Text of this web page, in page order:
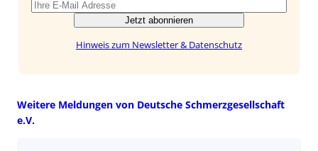
Jetzt abonnieren
Hinweis zum Newsletter & Datenschutz
Weitere Meldungen von Deutsche Schmerzgesellschaft
e.V.